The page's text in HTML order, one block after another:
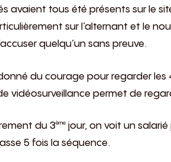
avaient tous été présents sur le
sur l’alternant et le
quelqu’un sans preuve.
donné du courage pour regarder
vidéosurveillance permet de
du 3ème jour, on voit un
5 fois la séquence.